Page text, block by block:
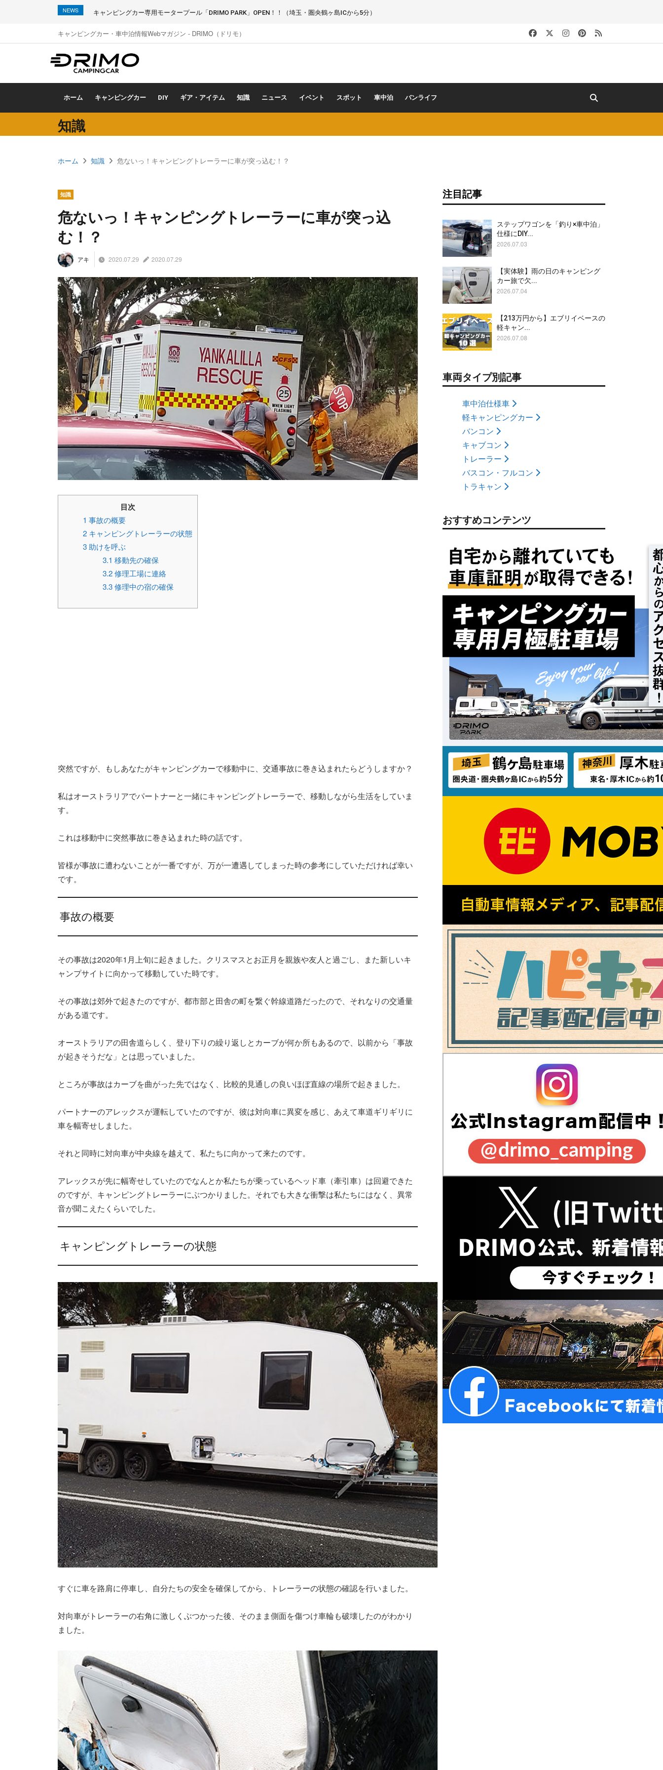
NEWS キャンピングカー専用モータープール「DRIMO PARK」OPEN！！（埼玉・圏央鶴ヶ島ICから5分）
キャンピングカー・車中泊情報Webマガジン - DRIMO（ドリモ）
ホーム キャンピングカー DIY ギア・アイテム 知識 ニュース イベント スポット 車中泊 バンライフ
知識
ホーム 知識 危ないっ！キャンピングトレーラーに車が突っ込む！？
知識
危ないっ！キャンピングトレーラーに車が突っ込
む！？
アキ 2020.07.29 2020.07.29
目次
1 事故の概要
2 キャンピングトレーラーの状態
3 助けを呼ぶ
3.1 移動先の確保
3.2修理工場に連絡
3.3修理中の宿の確保
突然ですが、もしあなたがキャンピングカーで移動中に、交通事故に巻き込まれたらどうしますか？
私はオーストラリアでパートナーと一緒にキャンピングトレーラーで、移動しながら生活をしていま
す。
これは移動中に突然事故に巻き込まれた時の話です。
皆様が事故に遭わないことが一番ですが、万が一遭遇してしまった時の参考にしていただければ幸い
です。
事故の概要
その事故は2020年1月上旬に起きました。クリスマスとお正月を親族や友人と過ごし、また新しいキ
ャンプサイトに向かって移動していた時です。
その事故は郊外で起きたのですが、都市部と田舎の町を繋ぐ幹線道路だったので、それなりの交通量
がある道です。
オーストラリアの田舎道らしく、登り下りの繰り返しとカーブが何か所もあるので、以前から「事故
が起きそうだな」とは思っていました。
ところが事故はカーブを曲がった先ではなく、比較的見通しの良いほぼ直線の場所で起きました。
パートナーのアレックスが運転していたのですが、彼は対向車に異変を感じ、あえて車道ギリギリに
車を幅寄せしました。
それと同時に対向車が中央線を越えて、私たちに向かって来たのです。
アレックスが先に幅寄せしていたのでなんとか私たちが乗っているヘッド車（牽引車）は回避できた
のですが、キャンピングトレーラーにぶつかりました。それでも大きな衝撃は私たちにはなく、異常
音が聞こえたくらいでした。
キャンピングトレーラーの状態
すぐに車を路肩に停車し、自分たちの安全を確保してから、トレーラーの状態の確認を行いました。
対向車がトレーラーの右角に激しくぶつかった後、そのまま側面を傷つけ車輪も破壊したのがわかり
ました。
注目記事
ステップワゴンを「釣り×車中泊」
仕様にDIY...
2026.07.03
【実体験】雨の日のキャンピング
カー旅で欠...
2026.07.04
【213万円から】エブリイベースの
軽キャン...
2026.07.08
車両タイプ別記事
車中泊仕様車
軽キャンピングカー
バンコン
キャブコン
トレーラー
バスコン・フルコン
トラキャン
おすすめコンテンツ